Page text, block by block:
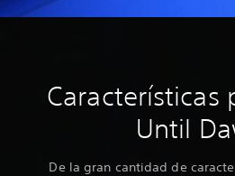
Características
Until
De la gran cantidad de